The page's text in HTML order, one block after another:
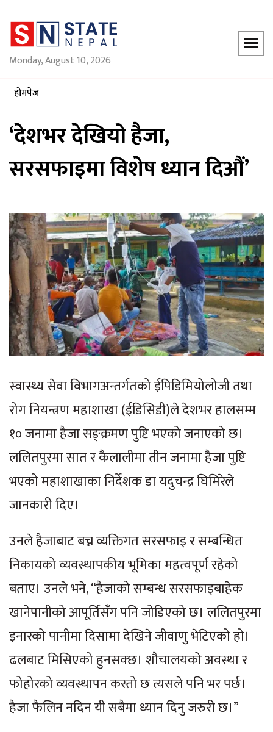
Monday, August 10, 2026
होमपेज
‘देशभर देखियो हैजा,
सरसफाइमा विशेष ध्यान दिऔं’
स्वास्थ्य सेवा विभागअन्तर्गतको ईपिडिमियोलोजी तथा
रोग नियन्त्रण महाशाखा (ईडिसिडी)ले देशभर हालसम्म
१० जनामा हैजा सङ्क्रमण पुष्टि भएको जनाएको छ।
ललितपुरमा सात र कैलालीमा तीन जनामा हैजा पुष्टि
भएको महाशाखाका निर्देशक डा यदुचन्द्र घिमिरेले
जानकारी दिए।
उनले हैजाबाट बच्न व्यक्तिगत सरसफाइ र सम्बन्धित
निकायको व्यवस्थापकीय भूमिका महत्वपूर्ण रहेको
बताए। उनले भने, “हैजाको सम्बन्ध सरसफाइबाहेक
खानेपानीको आपूर्तिसँग पनि जोडिएको छ। ललितपुरमा
इनारको पानीमा दिसामा देखिने जीवाणु भेटिएको हो।
ढलबाट मिसिएको हुनसक्छ। शौचालयको अवस्था र
फोहोरको व्यवस्थापन कस्तो छ त्यसले पनि भर पर्छ।
हैजा फैलिन नदिन यी सबैमा ध्यान दिनु जरुरी छ।”